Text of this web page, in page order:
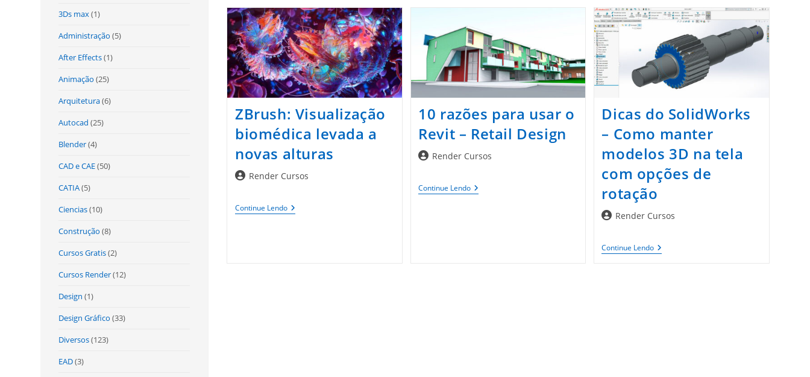
Tamanho
Do
Arquivo
De
Modelos
3D
.STL
E
.OBJ?
O
Que
Você
Precisa
Saber
ZBrush: Visualização
biomédica levada a
novas alturas
AutorRender Cursos
Continue LendoZBrush:
Visualização
10 razões para usar o
Revit – Retail Design
AutorRender Cursos
Continue Lendo10
Razões
Dicas do SolidWorks
– Como manter
modelos 3D na tela
com opções de
rotação
AutorRender Cursos
Continue LendoDicas
Do
3Ds max(1)
Administração (5)
After Effects(1)
Animação (25)
Arquitetura(6)
Autocad (25)
Blender(4)
CAD e CAE(50)
CATIA(5)
Ciencias(10)
Construção (8)
Cursos Gratis(2)
Cursos Render(12)
Design (1)
Design Gráfico (33)
Diversos(123)
EAD(3)